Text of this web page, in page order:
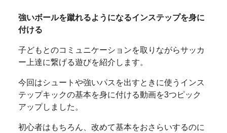
強いボールを蹴れるようになるインステップを身に
付ける
子どもとのコミュニケーションを取りながらサッカ
ー上達に繋げる遊びを紹介します。
今回はシュートや強いパスを出すときに使うインス
テップキックの基本を身に付ける動画を3つピック
アップしました。
初心者はもちろん、改めて基本をおさらいするのに